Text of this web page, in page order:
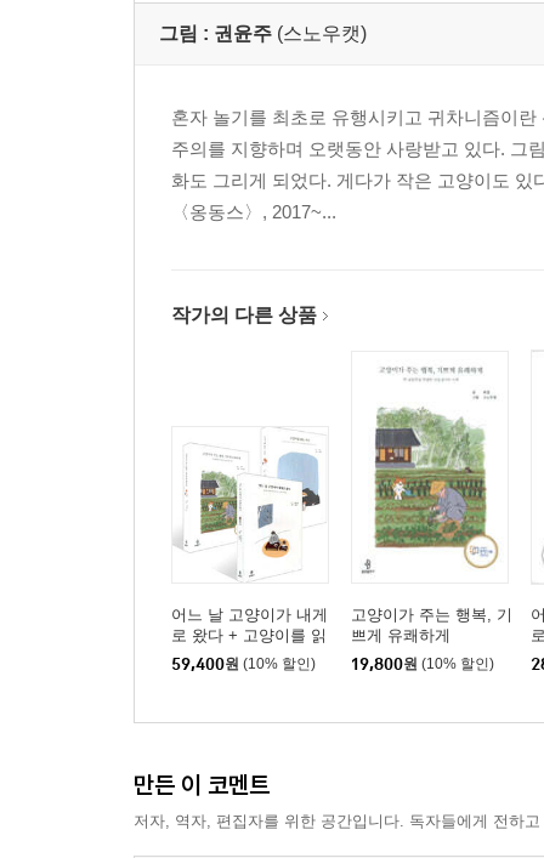
그림 : 권윤주 (스노우캣)
혼자 놀기를 최초로 유행시키고 귀차니즘이
주의를 지향하며 오랫동안 사랑받고 있다. 그
화도 그리게 되었다. 게다가 작은 고양이도
〈옹동스〉, 2017~...
작가의 다른 상품
어느 날 고양이가 내게
로 왔다 + 고양이를 읽
는 시간 + 고양이가 주
는 행복, 기쁘게 유쾌하
59,400원 (10% 할인)
고양이가 주는 행복, 기
쁘게 유쾌하게
19,800원 (10% 할인)
만든 이 코멘트
저자, 역자, 편집자를 위한 공간입니다. 독자들에게 전하